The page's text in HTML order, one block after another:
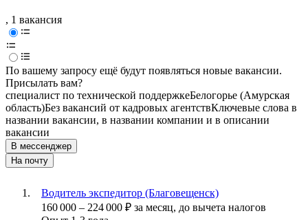
, 1 вакансия
По вашему запросу ещё будут появляться новые вакансии.
Присылать вам?
специалист по технической поддержкеБелогорье (Амурская
область)Без вакансий от кадровых агентствКлючевые слова в
названии вакансии, в названии компании и в описании
вакансии
В мессенджер
На почту
Водитель экспедитор (Благовещенск)
160 000 – 224 000 ₽ за месяц, до вычета налогов